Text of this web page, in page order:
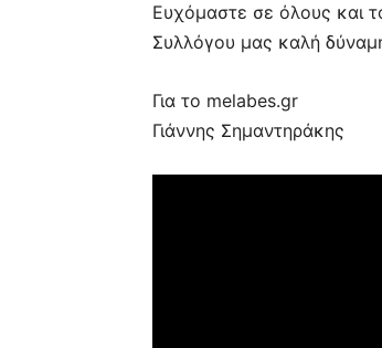
Ευχόμαστε σε όλους και
Συλλόγου μας καλή
Για το melabes.gr
Γιάννης Σημαντηράκης